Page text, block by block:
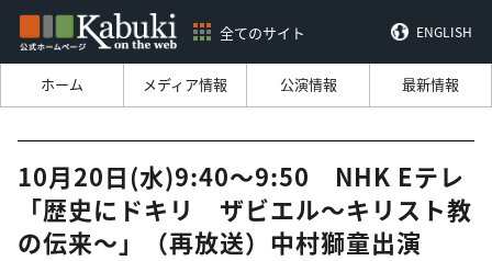
全てのサイト ENGLISH
ホーム メディア情報 公演情報 最新情報
10月20日(水)9:40～9:50 NHK Eテレ
「歴史にドキリ ザビエル～キリスト教
の伝来～」（再放送）中村獅童出演